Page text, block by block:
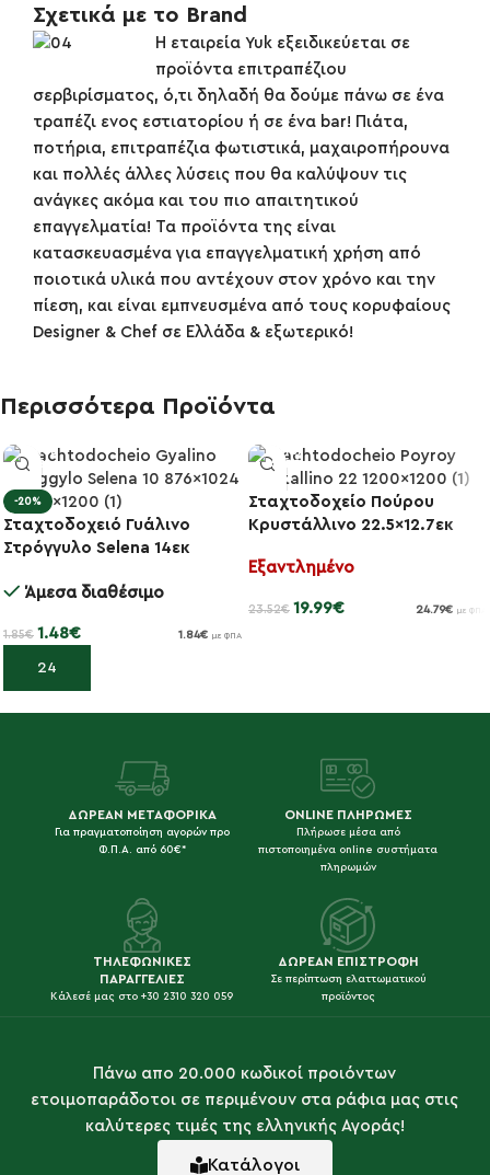
Σχετικά με το Brand
Η εταιρεία Yuk εξειδικεύεται σε
προϊόντα επιτραπέζιου
σερβιρίσματος, ό,τι δηλαδή θα δούμε πάνω σε ένα
τραπέζι ενος εστιατορίου ή σε ένα bar! Πιάτα,
ποτήρια, επιτραπέζια φωτιστικά, μαχαιροπήρουνα
και πολλές άλλες λύσεις που θα καλύψουν τις
ανάγκες ακόμα και του πιο απαιτητικού
επαγγελματία! Τα προϊόντα της είναι
κατασκευασμένα για επαγγελματική χρήση από
ποιοτικά υλικά που αντέχουν στον χρόνο και την
πίεση, και είναι εμπνευσμένα από τους κορυφαίους
Designer & Chef σε Ελλάδα & εξωτερικό!
Περισσότερα Προϊόντα
-20%
Σταχτοδοχειό Γυάλινο
Στρόγγυλο Selena 14εκ
Άμεσα διαθέσιμο
1.85€ 1.48€ 1.84€ με ΦΠΑ
Προσθήκη στο καλάθι
-15%
Σταχτοδοχείο Πούρου
Κρυστάλλινο 22.5×12.7εκ
Εξαντλημένο
23.52€ 19.99€ 24.79€ με ΦΠΑ
ΔΩΡΕΑΝ ΜΕΤΑΦΟΡΙΚΑ
Για πραγματοποίηση αγορών προ
Φ.Π.Α. από 60€*
ONLINE ΠΛΗΡΩΜΕΣ
Πλήρωσε μέσα από
πιστοποιημένα online συστήματα
πληρωμών
ΤΗΛΕΦΩΝΙΚΕΣ
ΠΑΡΑΓΓΕΛΙΕΣ
Κάλεσέ μας στο +30 2310 320 059
ΔΩΡΕΑΝ ΕΠΙΣΤΡΟΦΗ
Σε περίπτωση ελαττωματικού
προϊόντος
Πάνω απο 20.000 κωδικοί προιόντων
ετοιμοπαράδοτοι σε περιμένουν στα ράφια μας στις
καλύτερες τιμές της ελληνικής Αγοράς!
Κατάλογοι